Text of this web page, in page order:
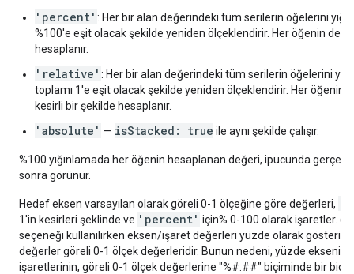
'percent' : Her bir alan değerindeki tüm serilerin öğelerini
%100'e eşit olacak şekilde yeniden ölçeklendirir. Her öğenin
hesaplanır.
'relative' : Her bir alan değerindeki tüm serilerin öğelerini
toplamı 1'e eşit olacak şekilde yeniden ölçeklendirir. Her öğenin
kesirli bir şekilde hesaplanır.
'absolute' — isStacked: true ile aynı şekilde çalışır.
%100 yığınlamada her öğenin hesaplanan değeri, ipucunda gerçek
sonra görünür.
Hedef eksen varsayılan olarak göreli 0-1 ölçeğine göre değerleri,
1'in kesirleri şeklinde ve 'percent' için% 0-100 olarak işaretler. (
seçeneği kullanılırken eksen/işaret değerleri yüzde olarak
değerler göreli 0-1 ölçek değerleridir. Bunun nedeni, yüzde
işaretlerinin, göreli 0-1 ölçek değerlerine "%#.##" biçiminde bir